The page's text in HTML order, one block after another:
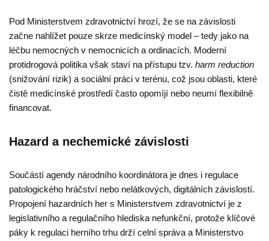
Pod Ministerstvem zdravotnictví hrozí, že se na závislosti
začne nahlížet pouze skrze medicínský model – tedy jako na
léčbu nemocných v nemocnicích a ordinacích. Moderní
protidrogová politika však staví na přístupu tzv. harm reduction
(snižování rizik) a sociální práci v terénu, což jsou oblasti, které
čistě medicínské prostředí často opomíjí nebo neumí flexibilně
financovat.
Hazard a nechemické závislosti
Součástí agendy národního koordinátora je dnes i regulace
patologického hráčství nebo nelátkových, digitálních závislostí.
Propojení hazardních her s Ministerstvem zdravotnictví je z
legislativního a regulačního hlediska nefunkční, protože klíčové
páky k regulaci herního trhu drží celní správa a Ministerstvo